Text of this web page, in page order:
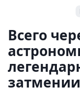
Всего
затмении